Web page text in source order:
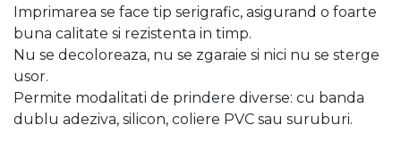
Imprimarea se face tip serigrafic, asigurand o foarte
buna calitate si rezistenta in timp.
Nu se decoloreaza, nu se zgaraie si nici nu se sterge
usor.
Permite modalitati de prindere diverse: cu banda
dublu adeziva, silicon, coliere PVC sau suruburi.